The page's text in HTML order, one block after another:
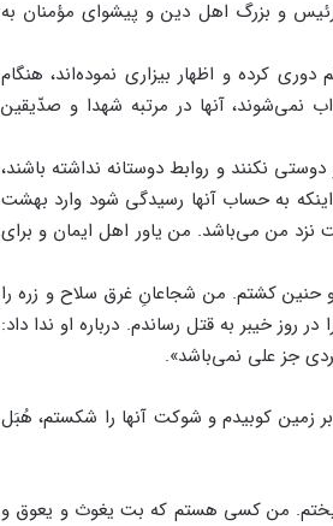
و بزرگ اهل دین و پیشوای مؤمنان به
کرده و اظهار بیزاری نموده‌اند، هنگام
نمی‌شوند، آنها در مرتبه شهدا و صدّیقین
نکنند و روابط دوستانه نداشته باشند،
به حساب آنها رسیدگی شود وارد بهشت
من می‌باشد. من یاور اهل ایمان و برای
و حنین کشتم. من شجاعانِ غرق سلاح و زره را
روز خیبر به قتل رساندم. درباره او ندا داد:
جز علی نمی‌باشد».
زمین کوبیدم و شوکت آنها را شکستم، هُبَل
ریختم. من کسی هستم که بت یغوث و یعوق و